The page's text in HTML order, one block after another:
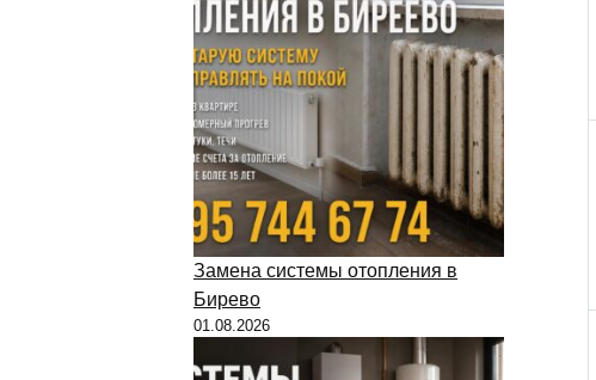
Замена системы отопления в
Бирево
01.08.2026